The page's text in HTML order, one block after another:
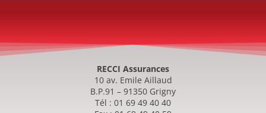
RECCI Assurances
10 av. Emile Aillaud
B.P.91 – 91350 Grigny
Tél : 01 69 49 40 40